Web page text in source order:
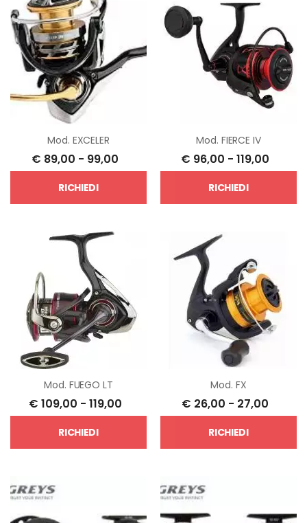
Mod. EXCELER
€ 89,00 - 99,00
RICHIEDI
Mod. FIERCE IV
€ 96,00 - 119,00
RICHIEDI
Mod. FUEGO LT
€ 109,00 - 119,00
RICHIEDI
Mod. FX
€ 26,00 - 27,00
RICHIEDI